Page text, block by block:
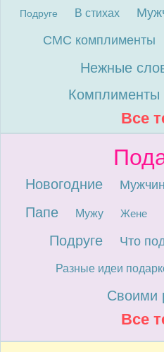
Подруге В стихах
СМС комплименты
Нежные
Комплименты
Все
Новогодние
Папе Мужу Жене
Подруге
Что
Разные идеи
Своими
Все